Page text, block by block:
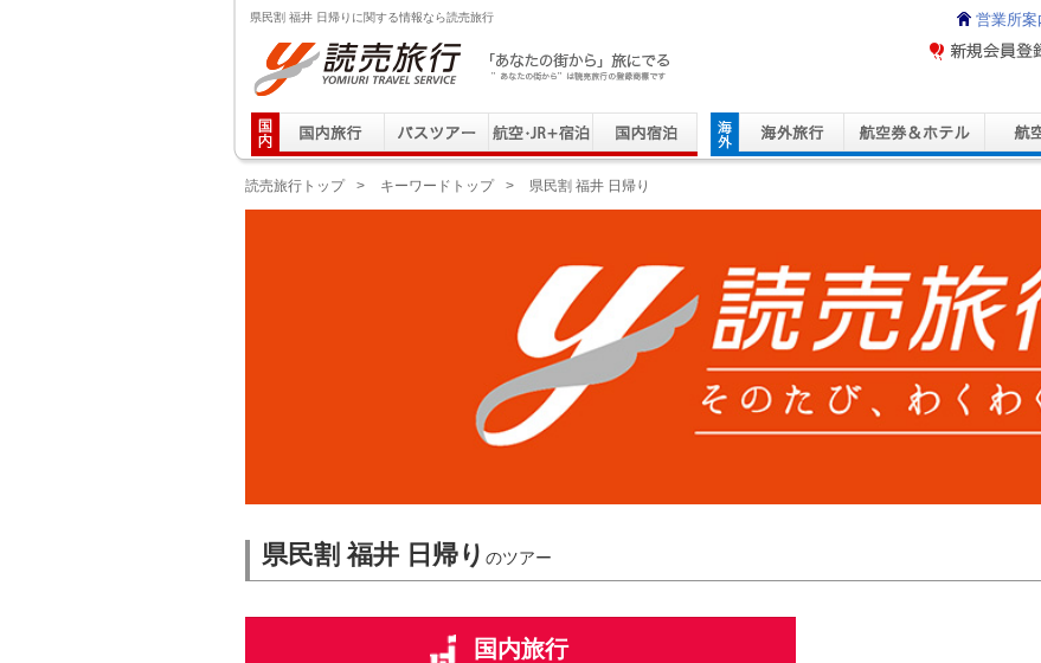
県民割 福井 日帰りに関する情報なら読売旅行
読売旅行 「あなたの街から」旅にでる｜Yomiuri Travel Service
営業所案
読売旅行トップ > キーワードトップ > 県民割 福井 日帰り
県民割 福井 日帰り のツアー
国内旅行